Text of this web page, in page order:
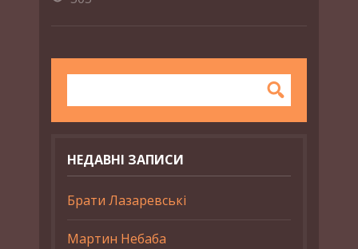
НЕДАВНІ ЗАПИСИ
Брати Лазаревські
Мартин Небаба